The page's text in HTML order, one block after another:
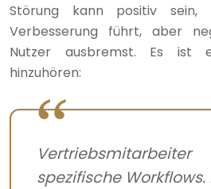
Störung kann positiv
Verbesserung führt, aber
Nutzer ausbremst. Es ist
hinzuhören:
spezifische Workflows.